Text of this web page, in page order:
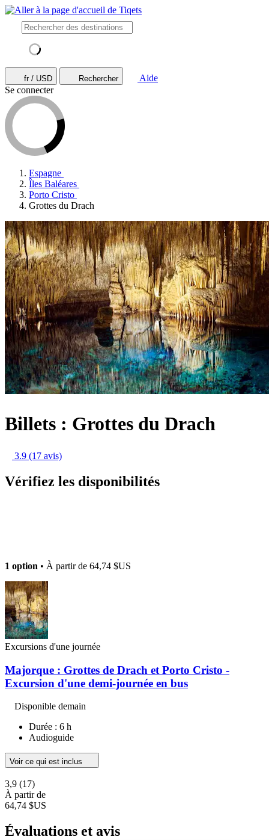
fr / USD Rechercher
Aide
Se connecter
Espagne
Îles Baléares
Porto Cristo
Grottes du Drach
Billets : Grottes du Drach
3.9 (17 avis)
Vérifiez les disponibilités
1 option • À partir de 64,74 $US
Excursions d'une journée
Majorque : Grottes de Drach et Porto Cristo -
Excursion d'une demi-journée en bus
Disponible demain
Durée : 6 h
Audioguide
Voir ce qui est inclus
3,9 (17)
À partir de
64,74 $US
Évaluations et avis